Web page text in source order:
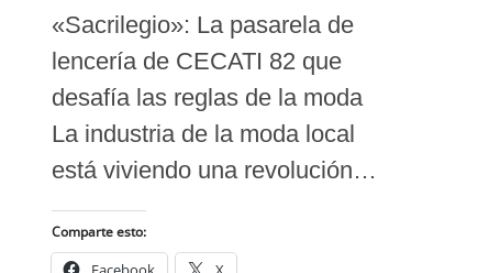
«Sacrilegio»: La pasarela de
lencería de CECATI 82 que
desafía las reglas de la moda
La industria de la moda local
está viviendo una revolución…
Comparte esto: